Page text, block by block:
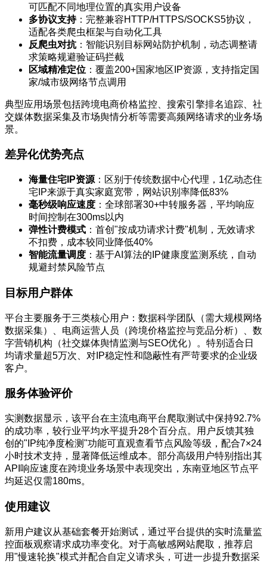
可匹配不同地理位置的真实用户设备
多协议支持：完整兼容HTTP/HTTPS/SOCKS5协议，
适配各类爬虫框架与自动化工具
反爬虫对抗：智能识别目标网站防护机制，动态调整请
求策略规避验证码拦截
区域精准定位 ：覆盖200+国家地区IP资源，支持指定国
家/城市级网络节点调用
典型应用场景包括跨境电商价格监控、搜索引擎排名追踪、社
交媒体数据采集及市场舆情分析等需要高频网络请求的业务场
景。
差异化优势亮点
海量住宅IP资源 ：区别于传统数据中心代理，1亿动态住
宅IP来源于真实家庭宽带，网站识别率降低83%
毫秒级响应速度 ：全球部署30+中转服务器，平均响应
时间控制在300ms以内
弹性计费模式 ：首创"按成功请求计费"机制，无效请求
不扣费，成本较同业降低40%
智能流量调度 ：基于AI算法的IP健康度监测系统，自动
规避封禁风险节点
目标用户群体
平台主要服务于三类核心用户：数据科学团队（需大规模网络
数据采集）、电商运营人员（跨境价格监控与竞品分析）、数
字营销机构（社交媒体舆情监测与SEO优化）。特别适合日
均请求量超5万次、对IP稳定性和隐蔽性有严苛要求的企业级
客户。
服务体验评价
实测数据显示，该平台在主流电商平台爬取测试中保持92.7%
的成功率，较行业平均水平提升28个百分点。用户反馈其独
创的"IP纯净度检测"功能可直观查看节点风险等级，配合7×24
小时技术支持，显著降低运维成本。部分高级用户特别指出其
API响应速度在跨境业务场景中表现突出，东南亚地区节点平
均延迟仅需180ms。
使用建议
新用户建议从基础套餐开始测试，通过平台提供的实时流量监
控面板观察请求成功率变化。对于高敏感网站爬取，推荐启
用"慢速轮换"模式并配合自定义请求头，可进一步提升数据采